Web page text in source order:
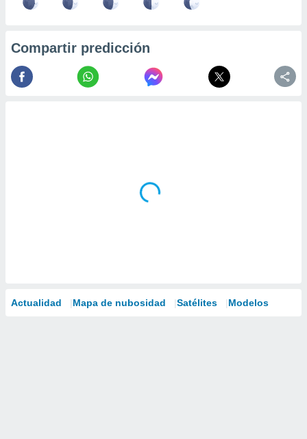
Compartir predicción
Actualidad Mapa de nubosidad Satélites Modelos